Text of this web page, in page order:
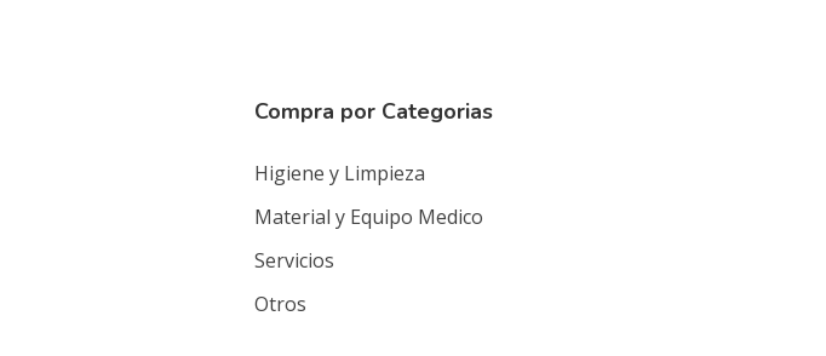
Compra por Categorias
Higiene y Limpieza
Material y Equipo Medico
Servicios
Otros